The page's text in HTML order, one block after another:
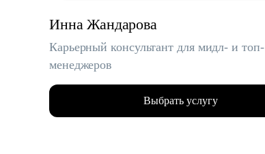
Инна Жандарова
Карьерный консультант для мидл- и топ-
менеджеров
Выбрать услугу